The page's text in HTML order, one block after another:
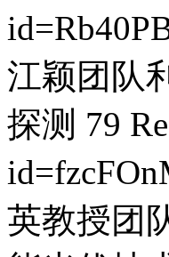
江颖团队
探测 79
英教授团